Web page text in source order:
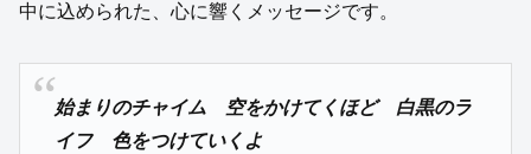
中に込められた、心に響くメッセージです。
始まりのチャイム 空をかけてくほど 白黒のラ
イフ 色をつけていくよ